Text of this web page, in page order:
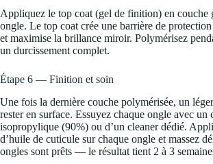
Appliquez le top coat (gel de finition) en couche
ongle. Le top coat crée une barrière de
et maximise la brillance miroir. Polymérisez
un durcissement complet.
Étape 6 — Finition et soin
Une fois la dernière couche polymérisée, un
rester en surface. Essuyez chaque ongle avec un
isopropylique (90%) ou d’un cleaner dédié.
d’huile de cuticule sur chaque ongle et massez
ongles sont prêts — le résultat tient 2 à 3